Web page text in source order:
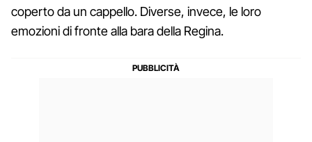
coperto da un cappello. Diverse, invece, le loro
emozioni di fronte alla bara della Regina.